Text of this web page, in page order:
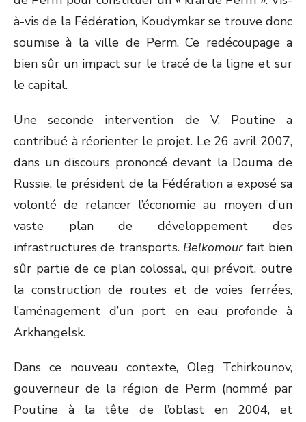
à-vis de la Fédération, Koudymkar se trouve donc
soumise à la ville de Perm. Ce redécoupage a
bien sûr un impact sur le tracé de la ligne et sur
le capital.
Une seconde intervention de V. Poutine a
contribué à réorienter le projet. Le 26 avril 2007,
dans un discours prononcé devant la Douma de
Russie, le président de la Fédération a exposé sa
volonté de relancer l’économie au moyen d’un
vaste plan de développement des
infrastructures de transports. Belkomourfait bien
sûr partie de ce plan colossal, qui prévoit, outre
la construction de routes et de voies ferrées,
l’aménagement d’un port en eau profonde à
Arkhangelsk.
Dans ce nouveau contexte, Oleg Tchirkounov,
gouverneur de la région de Perm (nommé par
Poutine à la tête de l’oblast en 2004, et